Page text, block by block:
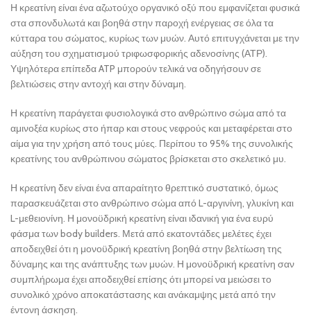
Η κρεατίνη είναι ένα αζωτούχο οργανικό οξύ που εμφανίζεται φυσικά
στα σπονδυλωτά και βοηθά στην παροχή ενέργειας σε όλα τα
κύτταρα του σώματος, κυρίως των μυών. Αυτό επιτυγχάνεται με την
αύξηση του σχηματισμού τριφωσφορικής αδενοσίνης (ΑΤΡ).
Υψηλότερα επίπεδα ATP μπορούν τελικά να οδηγήσουν σε
βελτιώσεις στην αντοχή και στην δύναμη.
Η κρεατίνη παράγεται φυσιολογικά στο ανθρώπινο σώμα από τα
αμινοξέα κυρίως στο ήπαρ και στους νεφρούς και μεταφέρεται στο
αίμα για την χρήση από τους μύες. Περίπου το 95% της συνολικής
κρεατίνης του ανθρώπινου σώματος βρίσκεται στο σκελετικό μυ.
Η κρεατίνη δεν είναι ένα απαραίτητο θρεπτικό συστατικό, όμως
παρασκευάζεται στο ανθρώπινο σώμα από L-αργινίνη, γλυκίνη και
L-μεθειονίνη. Η μονοϋδρική κρεατίνη είναι ιδανική για ένα ευρύ
φάσμα των body builders. Μετά από εκατοντάδες μελέτες έχει
αποδειχθεί ότι η μονοϋδρική κρεατίνη βοηθά στην βελτίωση της
δύναμης και της ανάπτυξης των μυών. Η μονοϋδρική κρεατίνη σαν
συμπλήρωμα έχει αποδειχθεί επίσης ότι μπορεί να μειώσει το
συνολικό χρόνο αποκατάστασης και ανάκαμψης μετά από την
έντονη άσκηση.